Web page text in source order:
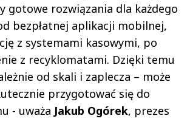
gotowe rozwiązania dla każdego
bezpłatnej aplikacji mobilnej,
z systemami kasowymi, po
z recyklomatami. Dzięki temu
od skali i zaplecza – może
przygotować się do
- uważa Jakub Ogórek, prezes